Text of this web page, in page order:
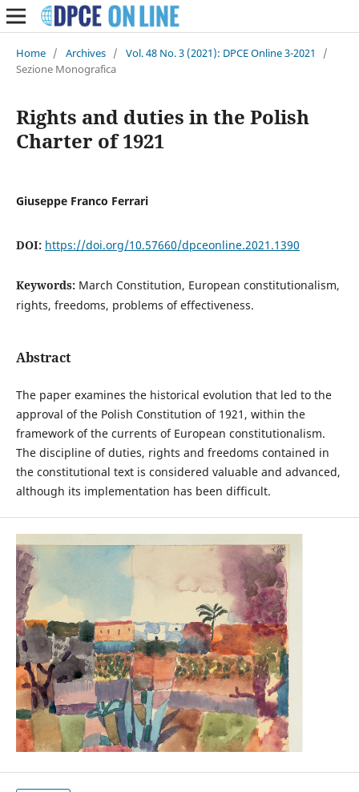
Home / Archives / Vol. 48 No. 3 (2021): DPCE Online 3-2021
/
Sezione Monografica
Rights and duties in the Polish
Charter of 1921
Giuseppe Franco Ferrari
DOI: https://doi.org/10.57660/dpceonline.2021.1390
Keywords: March Constitution, European constitutionalism,
rights, freedoms, problems of effectiveness.
Abstract
The paper examines the historical evolution that led to the
approval of the Polish Constitution of 1921, within the
framework of the currents of European constitutionalism.
The discipline of duties, rights and freedoms contained in
the constitutional text is considered valuable and advanced,
although its implementation has been difficult.